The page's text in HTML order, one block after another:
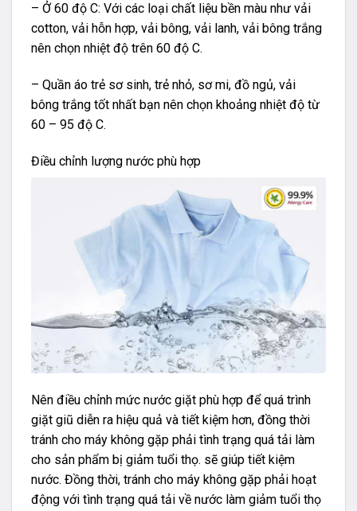
– Ở 60 độ C: Với các loại chất liệu bền màu như vải
cotton, vải hỗn hợp, vải bông, vải lanh, vải bông trắng
nên chọn nhiệt độ trên 60 độ C.
– Quần áo trẻ sơ sinh, trẻ nhỏ, sơ mi, đồ ngủ, vải
bông trắng tốt nhất bạn nên chọn khoảng nhiệt độ từ
60 – 95 độ C.
Điều chỉnh lượng nước phù hợp
Nên điều chỉnh mức nước giặt phù hợp để quá trình
giặt giũ diễn ra hiệu quả và tiết kiệm hơn, đồng thời
tránh cho máy không gặp phải tình trạng quá tải làm
cho sản phẩm bị giảm tuổi thọ. sẽ giúp tiết kiệm
nước. Đồng thời, tránh cho máy không gặp phải hoạt
động với tình trạng quá tải về nước làm giảm tuổi thọ